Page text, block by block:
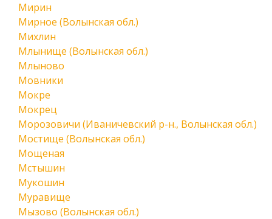
Мирин
Мирное (Волынская обл.)
Михлин
Млынище (Волынская обл.)
Млыново
Мовники
Мокре
Мокрец
Морозовичи (Иваничевский р-н., Волынская обл.)
Мостище (Волынская обл.)
Мощеная
Мстышин
Мукошин
Муравище
Мызово (Волынская обл.)